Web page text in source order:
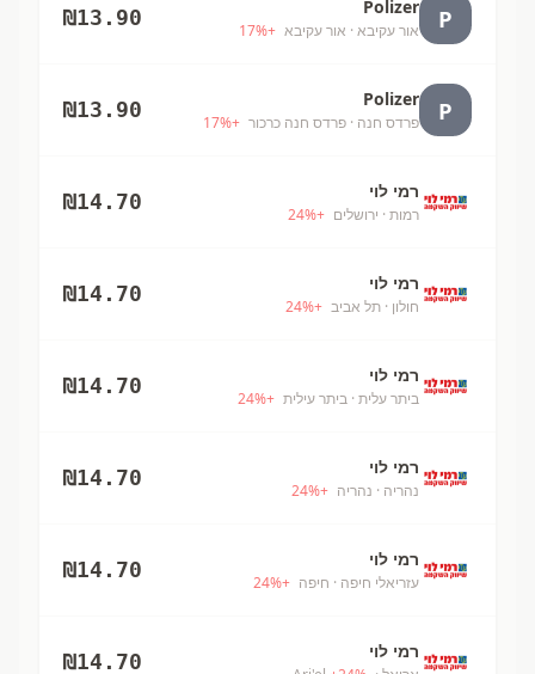
P
Polizer
אור עקיבא · אור עקיבא +
17%
₪13.90
P
Polizer
פרדס חנה · פרדס חנה כרכור +
17%
₪13.90
רמי לוי
רמות · ירושלים +
24%
₪14.70
רמי לוי
חולון · תל אביב +
24%
₪14.70
רמי לוי
ביתר עלית · ביתר עילית +
24%
₪14.70
רמי לוי
נהריה · נהריה +
24%
₪14.70
רמי לוי
עזריאלי חיפה · חיפה +
24%
₪14.70
רמי לוי ₪14.70